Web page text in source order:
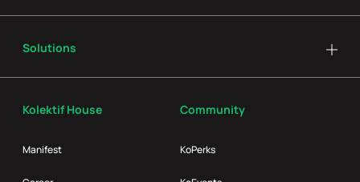
Kolektif House
Manifest
Community
KoPerks
Solutions